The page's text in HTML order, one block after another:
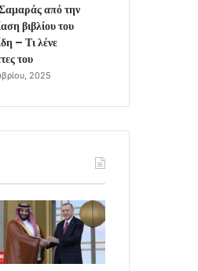
από την
βιβλίου του
– Τι λένε
του
2025